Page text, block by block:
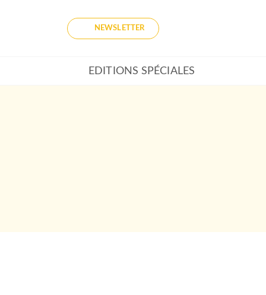
NEWSLETTER
EDITIONS SPÉCIALES